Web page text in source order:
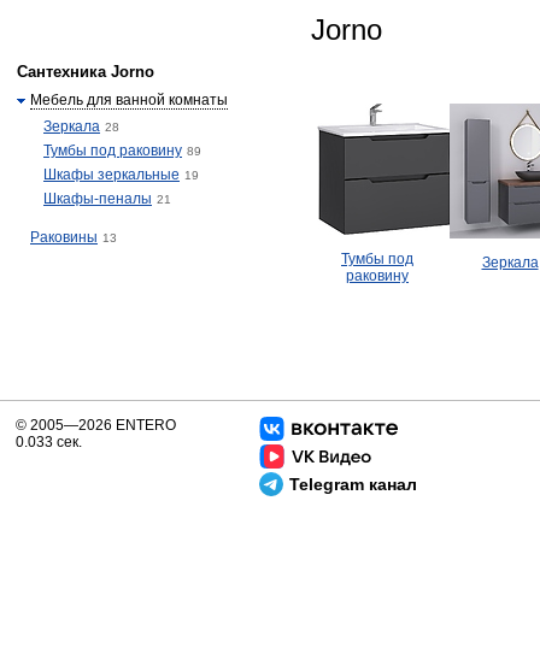
Jorno
Тумбы под
раковину
Зеркала
Сантехника Jorno
Мебель для ванной комнаты
Зеркала 28
Тумбы под раковину 89
Шкафы зеркальные 19
Шкафы-пеналы 21
Раковины 13
Telegram канал
© 2005—2026 ENTERO
0.033 сек.